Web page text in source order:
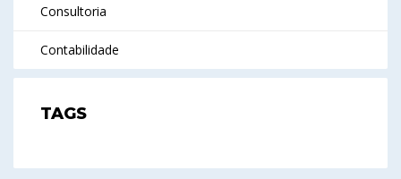
Consultoria
Contabilidade
TAGS